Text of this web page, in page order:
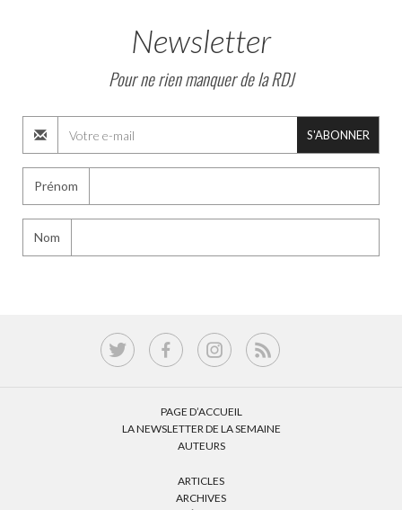
Newsletter
Pour ne rien manquer de la RDJ
S'ABONNER
Prénom
Nom
PAGE D’ACCUEIL
LA NEWSLETTER DE LA SEMAINE
AUTEURS
ARTICLES
ARCHIVES